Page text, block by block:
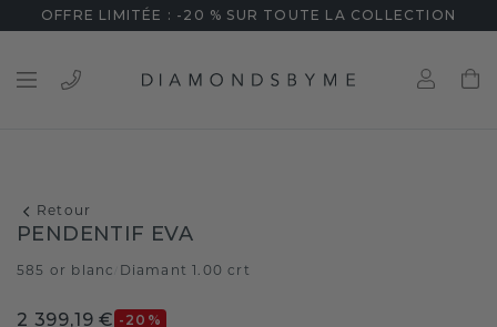
OFFRE LIMITÉE : -20 % SUR TOUTE LA COLLECTION
Retour
PENDENTIF EVA
585 or blanc Diamant 1.00 crt
2 399,19 € -20 %